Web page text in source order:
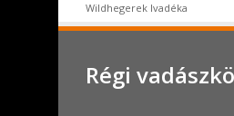
Wildhegerek Ivadéka
Régi